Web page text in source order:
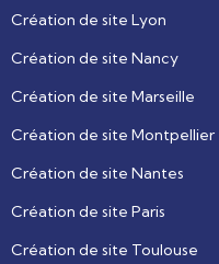
Création de site Lyon
Création de site Nancy
Création de site Marseille
Création de site Montpellier
Création de site Nantes
Création de site Paris
Création de site Toulouse